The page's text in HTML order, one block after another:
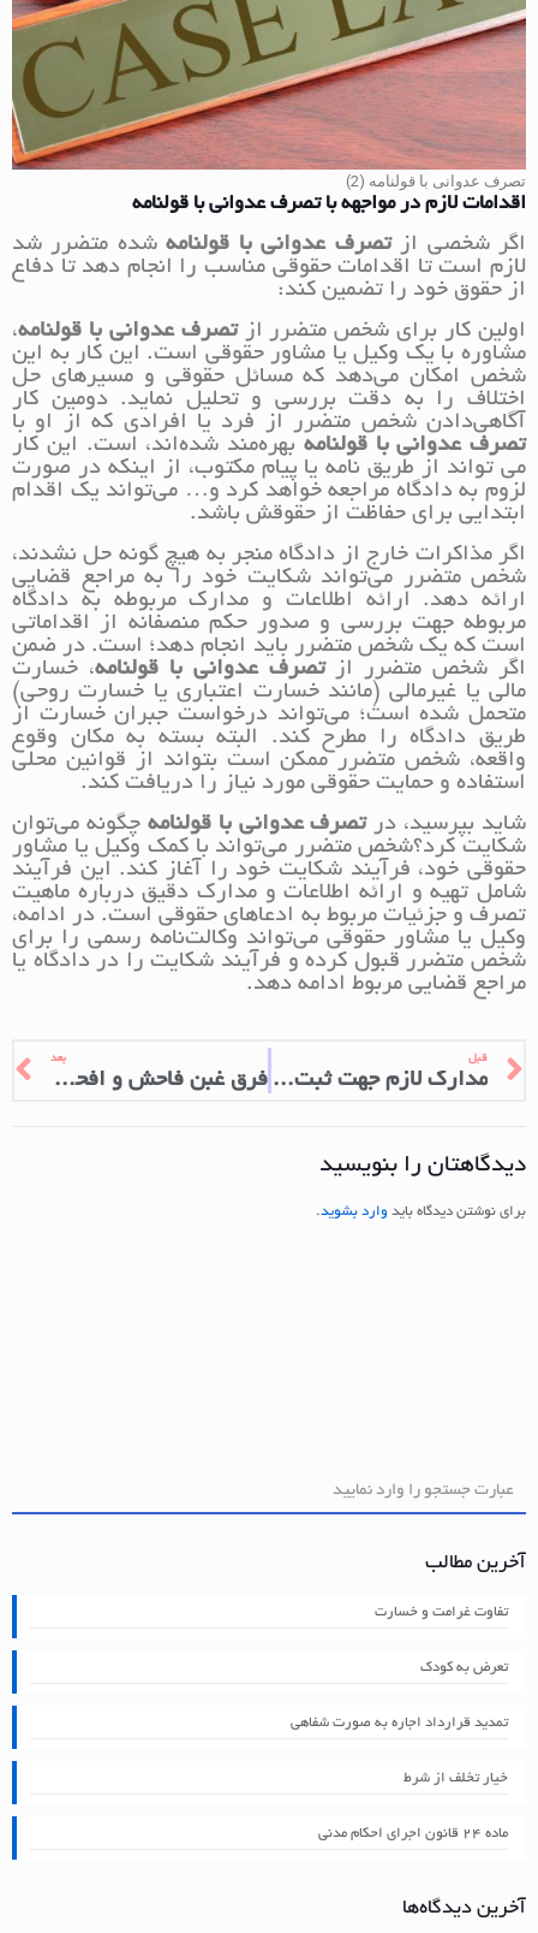
تصرف عدوانی با قولنامه (2)
اقدامات لازم در مواجهه با تصرف عدوانی با قولنامه
اگر شخصی ازتصرف عدوانی با قولنامهشده متضرر شد
لازم است تا اقدامات حقوقی مناسب را انجام دهد تا دفاع
از حقوق خود را تضمین کند:
اولین کار برای شخص متضرر ازتصرف عدوانی با قولنامه،
مشاوره با یک وکیل یا مشاور حقوقی است. این کار به این
شخص امکان می‌دهد که مسائل حقوقی و مسیرهای حل
اختلاف را به دقت بررسی و تحلیل نماید. دومین کار
آگاهی‌دادن شخص متضرر از فرد یا افرادی که از او با
تصرف عدوانی با قولنامه بهره‌مند شده‌اند، است. این کار
می تواند از طریق نامه یا پیام مکتوب، از اینکه در صورت
لزوم به دادگاه مراجعه خواهد کرد و… می‌تواند یک اقدام
ابتدایی برای حفاظت از حقوقش باشد.
اگر مذاکرات خارج از دادگاه منجر به هیچ گونه حل نشدند،
شخص متضرر می‌تواند شکایت خود را به مراجع قضایی
ارائه دهد. ارائه اطلاعات و مدارک مربوطه به دادگاه
مربوطه جهت بررسی و صدور حکم منصفانه از اقداماتی
است که یک شخص متضرر باید انجام دهد؛ است. در ضمن
اگر شخص متضرر ازتصرف عدوانی با قولنامه، خسارت
مالی یا غیرمالی (مانند خسارت اعتباری یا خسارت روحی)
متحمل شده است؛ می‌تواند درخواست جبران خسارت از
طریق دادگاه را مطرح کند. البته بسته به مکان وقوع
واقعه، شخص متضرر ممکن است بتواند از قوانین محلی
استفاده و حمایت حقوقی مورد نیاز را دریافت کند.
شاید بپرسید، درتصرف عدوانی با قولنامه چگونه می‌توان
شکایت کرد؟شخص متضرر می‌تواند با کمک وکیل یا مشاور
حقوقی خود، فرآیند شکایت خود را آغاز کند. این فرآیند
شامل تهیه و ارائه اطلاعات و مدارک دقیق درباره ماهیت
تصرف و جزئیات مربوط به ادعاهای حقوقی است. در ادامه،
وکیل یا مشاور حقوقی می‌تواند وکالت‌نامه رسمی را برای
شخص متضرر قبول کرده و فرآیند شکایت را در دادگاه یا
مراجع قضایی مربوط ادامه دهد.
قبل
مدارک لازم جهت ثبت طلاق
بعد
فرق غبن فاحش و افحش
دیدگاهتان را بنویسید
برای نوشتن دیدگاه باید وارد بشوید.
آخرین مطالب
تفاوت غرامت و خسارت
تعرض به کودک
تمدید قرارداد اجاره به صورت شفاهی
خیار تخلف از شرط
ماده ۲۴ قانون اجرای احکام مدنی
آخرین دیدگاه‌ها